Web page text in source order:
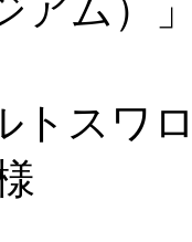
アム）
トスワ